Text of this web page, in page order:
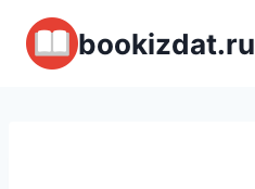
Перейти
содержимому
bookizdat.ru